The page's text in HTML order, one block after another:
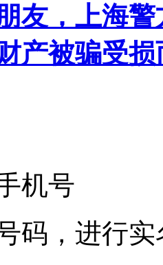
友，上海
产被骗受
机号
码，进行